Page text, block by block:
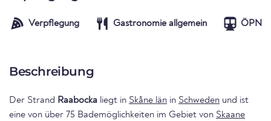
Verpflegung Gastronomie allgemein
Beschreibung
Der Strand Raabocka liegt in Skåne län in Schweden und ist
eine von über 75 Bademöglichkeiten im Gebiet von Skaane